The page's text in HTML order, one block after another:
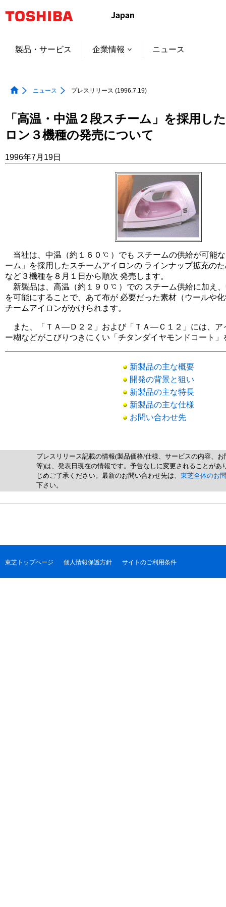
ャ
製品・サービス 企業情報 ニュース
ニュース プレスリリース (1996.7.19)
「高温・中温２段スチーム」を採用し
ロン３機種の発売について
1996年7月19日
当社は、中温（約１６０
）でも スチームの供給が可能
ーム」を採用したスチームアイロンの ラインナップ拡充の
など３機種を８月１日から順次 発売します。
新製品は、高温（約１９０
）での スチーム供給に加え
を可能にすることで、あて布が 必要だった素材（ウールや
チームアイロンがかけられます。
また、「ＴＡ―Ｄ２２」および「ＴＡ―Ｃ１２」には、ア
ー糊などがこびりつきにくい「チタンダイヤモンドコート
新製品の主な概要
開発の背景と狙い
新製品の主な特長
新製品の主な仕様
お問い合わせ先
プレスリリース記載の情報(製品価格/仕様、サービスの内容、
等)は、発表日現在の情報です。予告なしに変更されることがあ
じめご了承ください。最新のお問い合わせ先は、 東芝全体のお
下さい。
東芝トップページ 個人情報保護方針 サイトのご利用条件